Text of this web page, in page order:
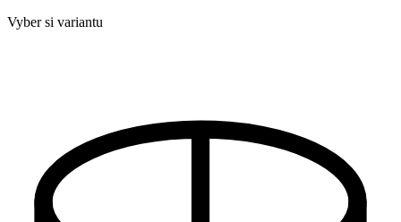
Vyber si variantu